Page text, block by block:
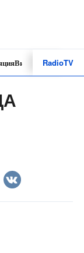
Видеоролики
RadioTV